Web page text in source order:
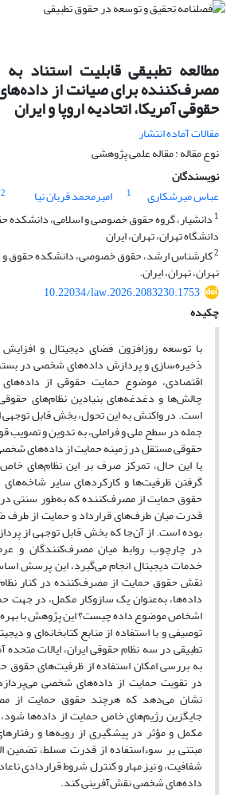
مطالعه تطبیقی قابلیت استناد
مصرف‌کننده برای صیانت از
حقوقی آمریکا، اتحادیه اروپا و ایران
مقالات آماده انتشار
نوع مقاله : مقاله علمی پژوهشی
نویسندگان
عباس میرشکاری
1 امیرمحمد قربان نیا
2
1 دانشیار، گروه حقوق خصوصی و اسلامی، دانشکده
دانشگاه تهران، تهران، ایران
2کارشناس ارشد، حقوق خصوصی، دانشکده حقوق و
تهران، تهران، ایران.
10.22034/law.2026.2083230.1753
چکیده
با توسعه روزافزون فضای دیجیتال و
ذخیره‌سازی و پردازش داده‌های شخصی در
اقتصادی، موضوع حمایت حقوقی از
چالش‌ها و دغدغه‌های بنیادین نظام‌های
است. در واکنش به این تحول، بخش قابل توجهی
جمله در سطح ملی و فراملی، به تدوین و تصویب
حقوقی مستقل در زمینه حمایت از داده‌های
با این حال، تمرکز صرف بر این نظام‌های
گرفتن ظرفیت‌ها و کارکردهای سایر
حقوق حمایت از مصرف‌کننده که به‌طور سنتی
قدرت میان طرف‌های قرارداد و حمایت از طرف
بوده است. از آن‌جا که بخش قابل توجهی از
در چارچوب روابط میان مصرف‌کنندگان و
خدمات دیجیتال انجام می‌گیرد، این پرسش
نقش حقوق حمایت از مصرف‌کننده در کنار
داده‌ها، به‌عنوان یک سازوکار مکمل، در جهت
اشخاص موضوع داده چیست؟ این پژوهش با
توصیفی و با استفاده از منابع کتابخانه‌ای و
تطبیقی در سه نظام حقوقی ایران، ایالات متحده
به بررسی امکان استفاده از ظرفیت‌های حقوق
در تقویت حمایت از داده‌های شخصی
نشان می‌دهد که هرچند حقوق حمایت از
جایگزین رژیم‌های خاص حمایت از داده‌ها
مکمل و مؤثر در پیشگیری از رویه‌ها و
مبتنی بر سوءاستفاده از قدرت مسلط، تضمین
شفافیت، و نیز مهار و کنترل شروط قراردادی
داده‌های شخصی نقش‌آفرینی کند.